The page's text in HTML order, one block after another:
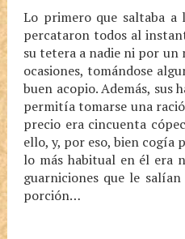
Lo primero que saltaba a
percataron todos al
su tetera a nadie ni por un
ocasiones, tomándose
buen acopio. Además, sus
permitía tomarse una
precio era cincuenta
ello, y, por eso, bien cogía
lo más habitual en él era
guarniciones que le
porción…